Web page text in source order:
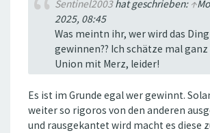
Sentinel2003hat geschrieben: ↑
2025, 08:45
Was meintn ihr, wer wird das Ding
gewinnen?? Ich schätze mal
Union mit Merz, leider!
Es ist im Grunde egal wer gewinnt.
weiter so rigoros von den anderen
und rausgekantet wird macht es diese